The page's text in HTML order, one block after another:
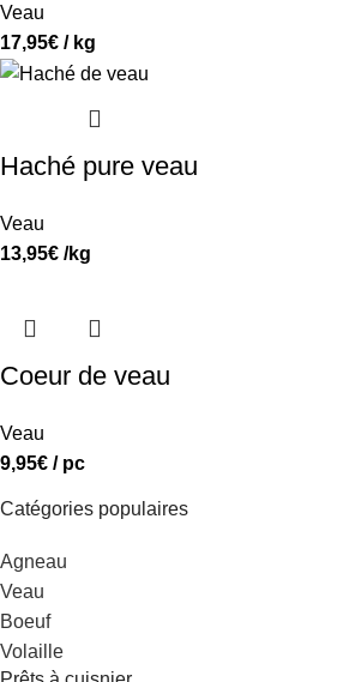
Veau
17,95€ / kg
Haché pure veau
Veau
13,95€ /kg
Coeur de veau
Veau
9,95€ / pc
Catégories populaires
Agneau
Veau
Boeuf
Volaille